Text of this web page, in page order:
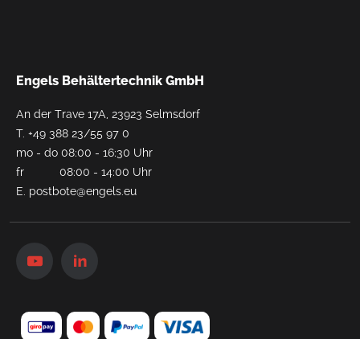
Engels Behältertechnik GmbH
An der Trave 17A, 23923 Selmsdorf
T. +49 388 23/55 97 0
mo - do 08:00 - 16:30 Uhr
fr 08:00 - 14:00 Uhr
E. postbote@engels.eu